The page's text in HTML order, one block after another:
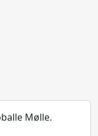
Mølle.